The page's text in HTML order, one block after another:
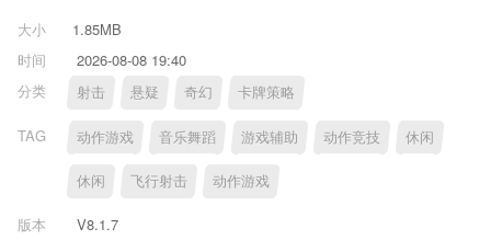
大小
1.85MB
时间
2026-08-08 19:40
分类
射击 悬疑 奇幻 卡牌策略
TAG 动作游戏 音乐舞蹈 游戏辅助 动作竞技 休闲
休闲 飞行射击 动作游戏
版本
V8.1.7